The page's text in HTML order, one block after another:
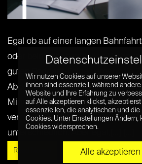
Egal ob auf einer langen
oder beim wöchentlichen
guten Podcast-Folge vergeht die
Aber woran liegt es, dass man
Minuten zuhört und gar nicht
vergeht? Das ist von Podcast zu
unterschiedlich. Aber egal,[...] [...]
Read More »
Wir nutzen Cookies auf unserer
ihnen sind essenziell, während
Website und Ihre Erfahrung zu
auf Alle akzeptieren klickst,
essenziellen, die analytischen und die
Cookies. Unter Einstellungen Ändern,
Cookies widersprechen.
Alle akzeptieren